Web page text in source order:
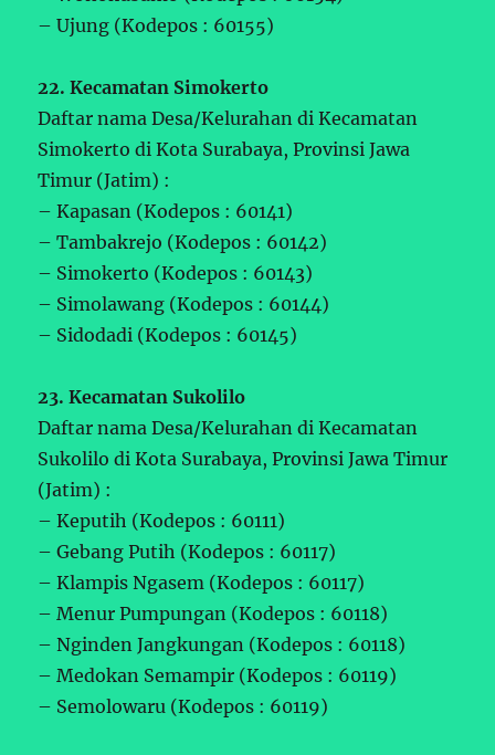
– Ujung (Kodepos : 60155)
22. Kecamatan Simokerto
Daftar nama Desa/Kelurahan di Kecamatan
Simokerto di Kota Surabaya, Provinsi Jawa
Timur (Jatim) :
– Kapasan (Kodepos : 60141)
– Tambakrejo (Kodepos : 60142)
– Simokerto (Kodepos : 60143)
– Simolawang (Kodepos : 60144)
– Sidodadi (Kodepos : 60145)
23. Kecamatan Sukolilo
Daftar nama Desa/Kelurahan di Kecamatan
Sukolilo di Kota Surabaya, Provinsi Jawa Timur
(Jatim) :
– Keputih (Kodepos : 60111)
– Gebang Putih (Kodepos : 60117)
– Klampis Ngasem (Kodepos : 60117)
– Menur Pumpungan (Kodepos : 60118)
– Nginden Jangkungan (Kodepos : 60118)
– Medokan Semampir (Kodepos : 60119)
– Semolowaru (Kodepos : 60119)